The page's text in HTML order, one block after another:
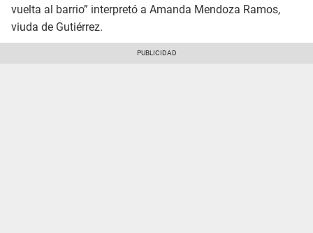
vuelta al barrio” interpretó a Amanda Mendoza Ramos,
viuda de Gutiérrez.